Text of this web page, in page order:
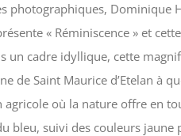
photographiques, Dominique
« Réminiscence » et
un cadre idyllique, cette
de Saint Maurice d’Etelan à
où la nature offre en
suivi des couleurs jaune